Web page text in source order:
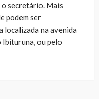
o secretário. Mais
podem ser
localizada na avenida
Ibituruna, ou pelo